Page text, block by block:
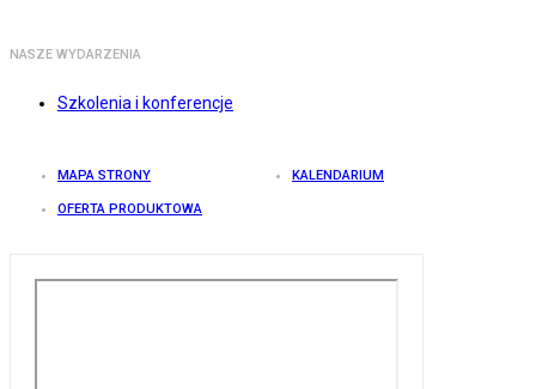
NASZE WYDARZENIA
Szkolenia i konferencje
MAPA STRONY KALENDARIUM
OFERTA PRODUKTOWA